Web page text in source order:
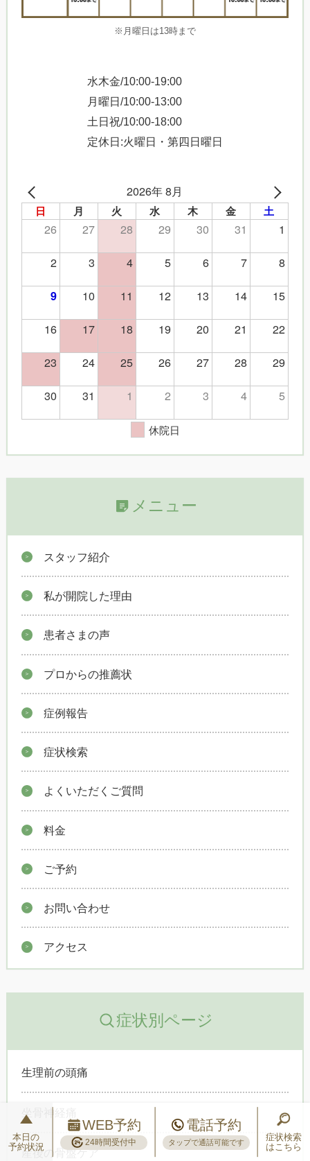
※月曜日は13時まで
水木金/10:00-19:00
月曜日/10:00-13:00
土日祝/10:00-18:00
定休日:火曜日・第四日曜日
2026年 8月
日 月 火 水 木 金 土
26 27 28 29 30 31
1
2
3 4 5 6 7 8
9 10 11 12 13 14
15
16
17 18 19 20 21
22
23
24 25 26 27 28
29
30
31 1 2 3 4 5
休院日
メニュー
スタッフ紹介
私が開院した理由
患者さまの声
プロからの推薦状
症例報告
症状検索
よくいただくご質問
料金
ご予約
お問い合わせ
アクセス
症状別ページ
生理前の頭痛
坐骨神経痛
産後の骨盤ケア
本日の
予約状況
WEB予約
24時間受付中
電話予約
タップで通話可能です
症状検索
はこちら